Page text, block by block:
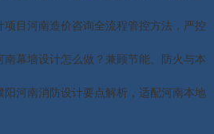
目河南造价咨询全流程管控方法，严控
幕墙设计怎么做？兼顾节能、防火与本
阳河南消防设计要点解析，适配河南本地